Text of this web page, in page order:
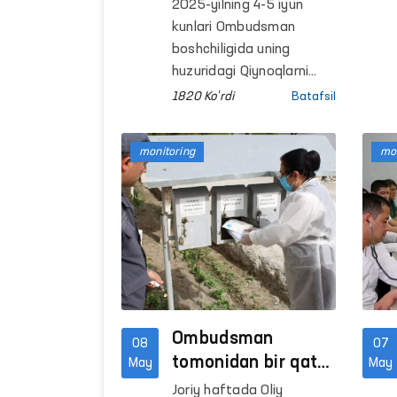
harakatlanish
erkinligi cheklangan
shaxslar
saqlanadigan yopiq
sharoitlar o‘rganildi
2025-yilning 4-5 iyun
kunlari Ombudsman
boshchiligida uning
huzuridagi Qiynoqlarni
oldini olish bo‘yicha MPM
yurituvchi Jamoatchilik
guruhlari tomonidan
Farg‘onadagi qator
penitensiar
muassasalarga
monitoring tashriflari
amalga oshirildi.
1820 Ko'rdi Batafsil
08
May
Ombudsman
tomonidan bir qator
yopiq
Joriy haftada Oliy
monitoring
07
May